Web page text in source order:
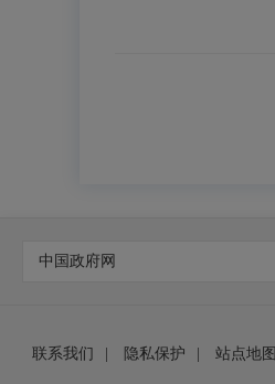
中国政府网
联系我们 隐私保护 站点地图